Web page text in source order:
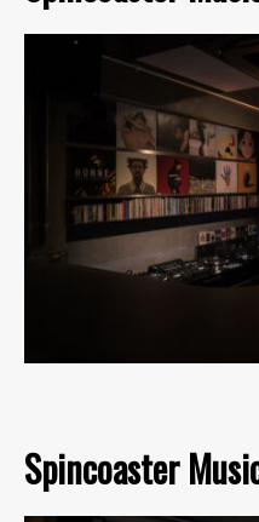
Spincoaster